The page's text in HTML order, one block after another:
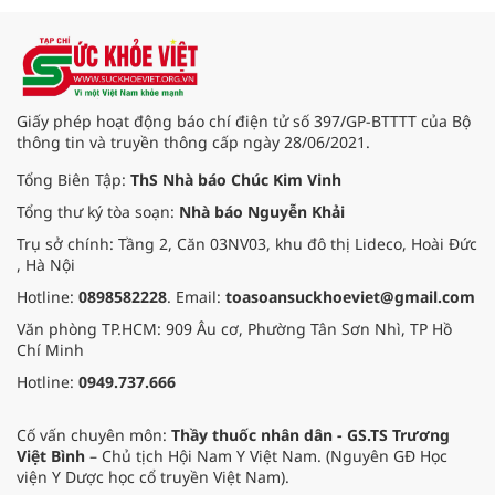
vững của đất nước.
Giấy phép hoạt động báo chí điện tử số 397/GP-BTTTT của Bộ
thông tin và truyền thông cấp ngày 28/06/2021.
Tổng Biên Tập: ThS Nhà báo Chúc Kim Vinh
Tổng thư ký tòa soạn: Nhà báo Nguyễn Khải
Trụ sở chính: Tầng 2, Căn 03NV03, khu đô thị Lideco, Hoài Đức
, Hà Nội
Hotline: 0898582228. Email: toasoansuckhoeviet@gmail.com
Văn phòng TP.HCM: 909 Âu cơ, Phường Tân Sơn Nhì, TP Hồ
Chí Minh
Hotline: 0949.737.666
Cố vấn chuyên môn: Thầy thuốc nhân dân - GS.TS Trương
Việt Bình – Chủ tịch Hội Nam Y Việt Nam. (Nguyên GĐ Học
viện Y Dược học cổ truyền Việt Nam).